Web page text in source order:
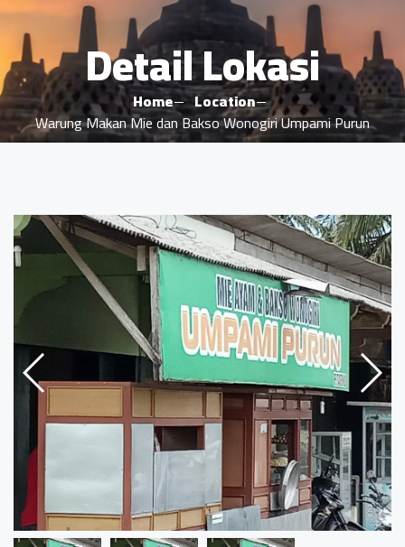
Detail Lokasi
Home
Location
Warung Makan Mie dan Bakso Wonogiri Umpami Purun